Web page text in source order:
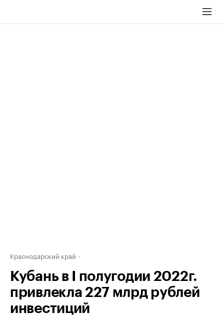
Краснодарский край
Кубань в I полугодии 2022г.
привлекла 227 млрд рублей
инвестиций